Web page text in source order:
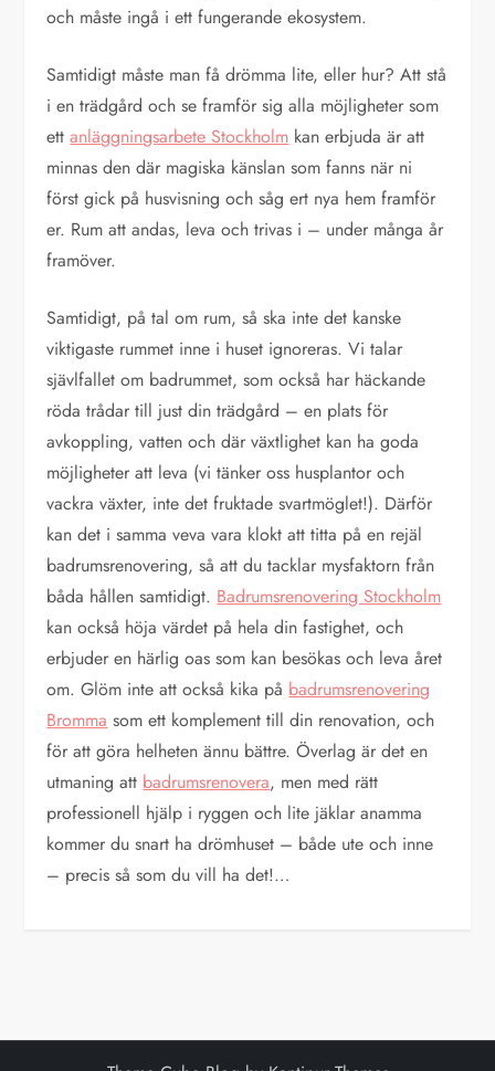
och måste ingå i ett fungerande ekosystem.
Samtidigt måste man få drömma lite, eller hur? Att stå
i en trädgård och se framför sig alla möjligheter som
ettanläggningsarbete Stockholm kan erbjuda är att
minnas den där magiska känslan som fanns när ni
först gick på husvisning och såg ert nya hem framför
er. Rum att andas, leva och trivas i – under många år
framöver.
Samtidigt, på tal om rum, så ska inte det kanske
viktigaste rummet inne i huset ignoreras. Vi talar
sjävlfallet om badrummet, som också har häckande
röda trådar till just din trädgård – en plats för
avkoppling, vatten och där växtlighet kan ha goda
möjligheter att leva (vi tänker oss husplantor och
vackra växter, inte det fruktade svartmöglet!). Därför
kan det i samma veva vara klokt att titta på en rejäl
badrumsrenovering, så att du tacklar mysfaktorn från
båda hållen samtidigt. Badrumsrenovering Stockholm
kan också höja värdet på hela din fastighet, och
erbjuder en härlig oas som kan besökas och leva året
om. Glöm inte att också kika på badrumsrenovering
Bromma som ett komplement till din renovation, och
för att göra helheten ännu bättre. Överlag är det en
utmaning att badrumsrenovera, men med rätt
professionell hjälp i ryggen och lite jäklar anamma
kommer du snart ha drömhuset – både ute och inne
– precis så som du vill ha det!…